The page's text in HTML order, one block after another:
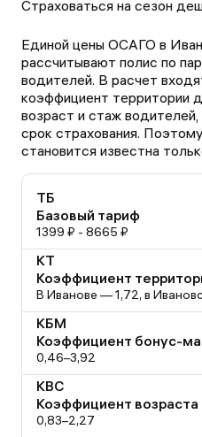
Страховаться на сезон
Единой цены ОСАГО в
рассчитывают полис по
водителей. В расчет
коэффициент территории
возраст и стаж
срок страхования.
становится известна
ТБ
Базовый тариф
1399 ₽ - 8665 ₽
КТ
Коэффициент
В Иванове — 1,72, в
КБМ
Коэффициент бонус-
0,46–3,92
КВС
Коэффициент возраста
0,83–2,27